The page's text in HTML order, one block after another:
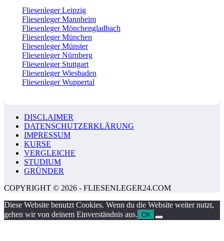
Fliesenleger Leipzig
Fliesenleger Mannheim
Fliesenleger Mönchengladbach
Fliesenleger München
Fliesenleger Münster
Fliesenleger Nürnberg
Fliesenleger Stuttgart
Fliesenleger Wiesbaden
Fliesenleger Wuppertal
DISCLAIMER
DATENSCHUTZERKLÄRUNG
IMPRESSUM
KURSE
VERGLEICHE
STUDIUM
GRÜNDER
COPYRIGHT © 2026 - FLIESENLEGER24.COM
Diese Website benutzt Cookies. Wenn du die Website weiter nutzt,
gehen wir von deinem Einverständnis aus. OK